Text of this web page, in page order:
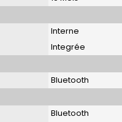
Interne
Integrée
Bluetooth
Bluetooth